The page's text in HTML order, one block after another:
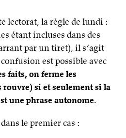
lectorat, la règle de lundi :
étant incluses dans des
par un tiret), il s’agit
est possible avec
faits, on ferme les
si et seulement si la
une phrase autonome.
le premier cas :